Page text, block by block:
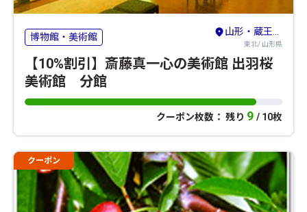
博物館・美術館 山形・蔵王・天童・上山
東北/ 山形県
【10%割引】斎藤真一心の美術館 出羽桜
美術館 分館
クーポン枚数： 残り 9 / 10枚
クーポン